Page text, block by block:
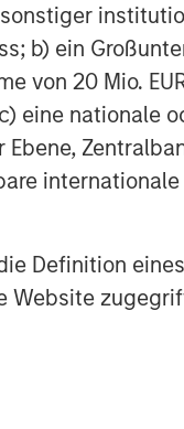
b) ein
von 20 Mio.
eine nationale
Definition
Website
working again
we’ve
“Our
of our
improved
increasing
Pro is a